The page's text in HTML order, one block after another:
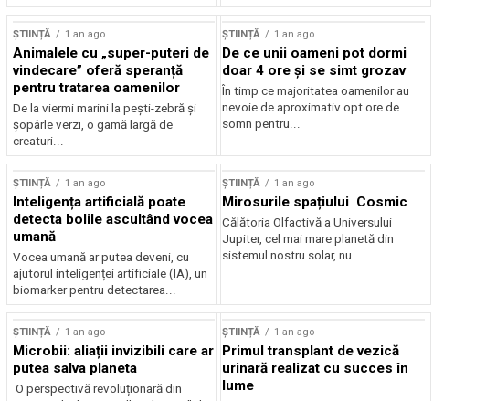
ȘTIINȚĂ 1 an ago
Animalele cu „super-puteri de
vindecare” oferă speranță
pentru tratarea oamenilor
De la viermi marini la pești-zebră și
șopârle verzi, o gamă largă de
creaturi...
ȘTIINȚĂ 1 an ago
De ce unii oameni pot dormi
doar 4 ore și se simt grozav
În timp ce majoritatea oamenilor au
nevoie de aproximativ opt ore de
somn pentru...
ȘTIINȚĂ 1 an ago
Inteligența artificială poate
detecta bolile ascultând vocea
umană
Vocea umană ar putea deveni, cu
ajutorul inteligenței artificiale (IA), un
biomarker pentru detectarea...
ȘTIINȚĂ 1 an ago
Mirosurile spațiului Cosmic
Călătoria Olfactivă a Universului
Jupiter, cel mai mare planetă din
sistemul nostru solar, nu...
ȘTIINȚĂ 1 an ago
Microbii: aliații invizibili care ar
putea salva planeta
O perspectivă revoluționară din
ȘTIINȚĂ 1 an ago
Primul transplant de vezică
urinară realizat cu succes în
lume